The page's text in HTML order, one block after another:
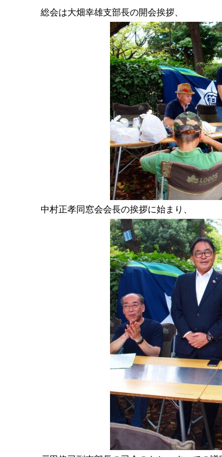
総会は大畑幸雄支部長の開会挨拶、
中村正孝同窓会会長の挨拶に始まり、